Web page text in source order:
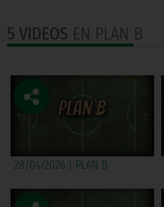
5 VIDEOS EN PLAN B
28/04/2026 | PLAN B